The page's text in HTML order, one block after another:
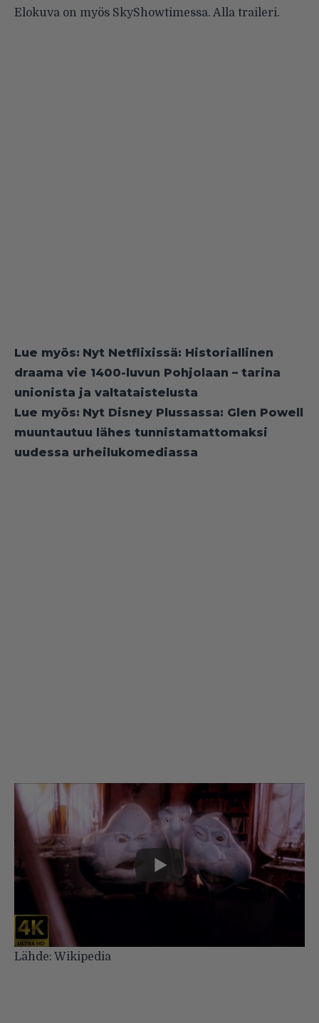
Elokuva on myös SkyShowtimessa. Alla traileri.
Lue myös: Nyt Netflixissä: Historiallinen
draama vie 1400-luvun Pohjolaan – tarina
unionista ja valtataistelusta
Lue myös: Nyt Disney Plussassa: Glen Powell
muuntautuu lähes tunnistamattomaksi
uudessa urheilukomediassa
Lähde: Wikipedia